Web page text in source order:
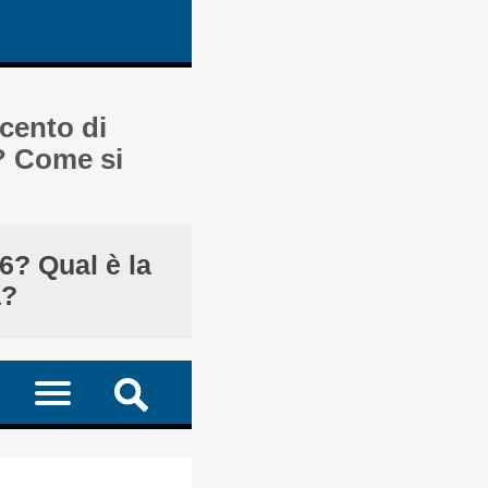
di
Come si
Qual è la